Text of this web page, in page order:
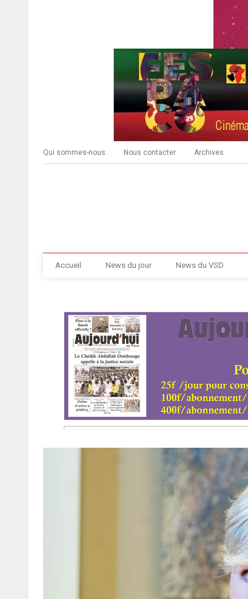
Qui sommes-nous Nous contacter Archives
Accueil News du jour News du VSD